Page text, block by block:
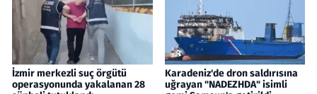
İzmir merkezli suç örgütü
operasyonunda yakalanan 28
Karadeniz'de dron saldırısına
uğrayan "NADEZHDA" isimli